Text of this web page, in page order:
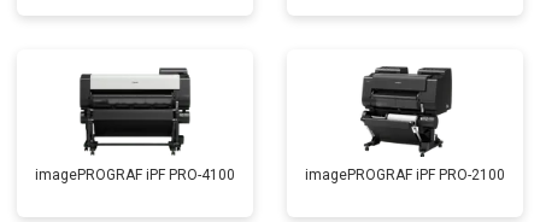
imagePROGRAF iPF PRO-4100 imagePROGRAF iPF PRO-2100